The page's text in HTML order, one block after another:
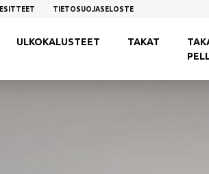
ULKOKALUSTEET TAKAT
ESITTEET TIETOSUOJASELOSTE